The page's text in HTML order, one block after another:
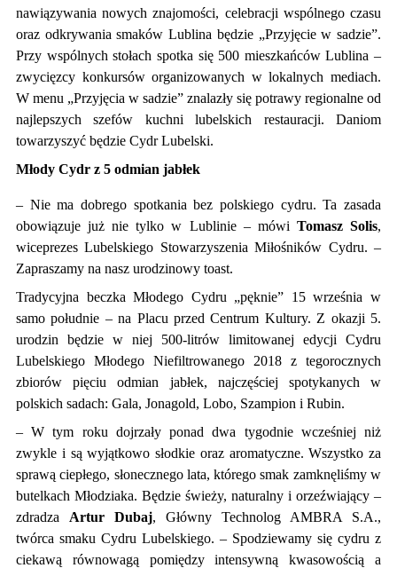
nawiązywania nowych znajomości, celebracji wspólnego czasu
oraz odkrywania smaków Lublina będzie „Przyjęcie w sadzie”.
Przy wspólnych stołach spotka się 500 mieszkańców Lublina –
zwycięzcy konkursów organizowanych w lokalnych mediach.
W menu „Przyjęcia w sadzie” znalazły się potrawy regionalne od
najlepszych szefów kuchni lubelskich restauracji. Daniom
towarzyszyć będzie Cydr Lubelski.
Młody Cydr z 5 odmian jabłek
– Nie ma dobrego spotkania bez polskiego cydru. Ta zasada
obowiązuje już nie tylko w Lublinie – mówi Tomasz Solis,
wiceprezes Lubelskiego Stowarzyszenia Miłośników Cydru. –
Zapraszamy na nasz urodzinowy toast.
Tradycyjna beczka Młodego Cydru „pęknie” 15 września w
samo południe – na Placu przed Centrum Kultury. Z okazji 5.
urodzin będzie w niej 500-litrów limitowanej edycji Cydru
Lubelskiego Młodego Niefiltrowanego 2018 z tegorocznych
zbiorów pięciu odmian jabłek, najczęściej spotykanych w
polskich sadach: Gala, Jonagold, Lobo, Szampion i Rubin.
– W tym roku dojrzały ponad dwa tygodnie wcześniej niż
zwykle i są wyjątkowo słodkie oraz aromatyczne. Wszystko za
sprawą ciepłego, słonecznego lata, którego smak zamknęliśmy w
butelkach Młodziaka. Będzie świeży, naturalny i orzeźwiający –
zdradza Artur Dubaj, Główny Technolog AMBRA S.A.,
twórca smaku Cydru Lubelskiego. – Spodziewamy się cydru z
ciekawą równowagą pomiędzy intensywną kwasowością a